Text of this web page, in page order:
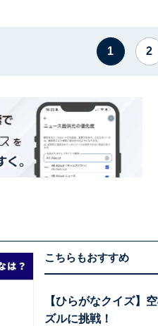
1 2
こちらもおすすめ
【ひらがなクイズ】
ズルに挑戦！